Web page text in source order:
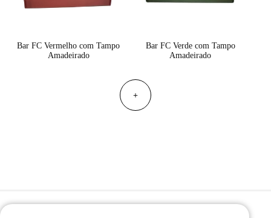
Bar FC Vermelho com Tampo
Amadeirado
Bar FC Verde com Tampo
Amadeirado
+